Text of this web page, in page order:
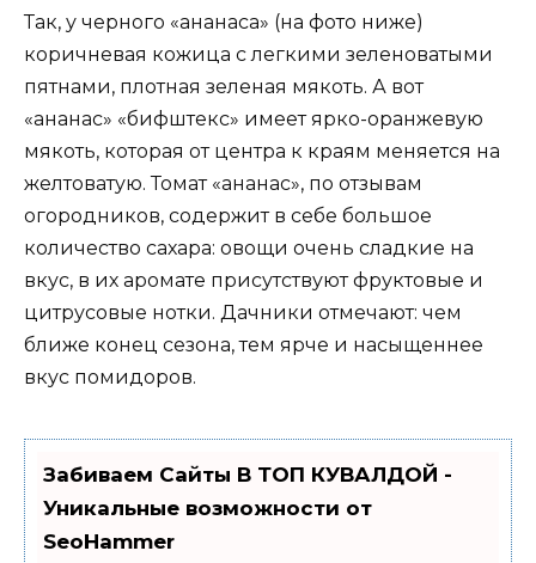
Так, у черного «ананаса» (на фото ниже)
коричневая кожица с легкими зеленоватыми
пятнами, плотная зеленая мякоть. А вот
«ананас» «бифштекс» имеет ярко-оранжевую
мякоть, которая от центра к краям меняется на
желтоватую. Томат «ананас», по отзывам
огородников, содержит в себе большое
количество сахара: овощи очень сладкие на
вкус, в их аромате присутствуют фруктовые и
цитрусовые нотки. Дачники отмечают: чем
ближе конец сезона, тем ярче и насыщеннее
вкус помидоров.
Забиваем Сайты В ТОП КУВАЛДОЙ -
Уникальные возможности от
SeoHammer